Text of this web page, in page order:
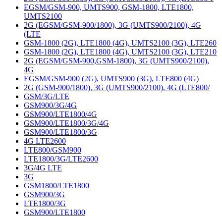
EGSM/GSM-900, UMTS900, GSM-1800, LTE1800,
UMTS2100
2G (EGSM/GSM-900/1800), 3G (UMTS900/2100), 4G
(LTE
GSM-1800 (2G), LTE1800 (4G), UMTS2100 (3G), LTE260
GSM-1800 (2G), LTE1800 (4G), UMTS2100 (3G), LTE210
2G (EGSM/GSM-900,GSM-1800), 3G (UMTS900/2100),
4G
EGSM/GSM-900 (2G), UMTS900 (3G), LTE800 (4G)
2G (GSM-900/1800), 3G (UMTS900/2100), 4G (LTE800/
GSM/3G/LTE
GSM900/3G/4G
GSM900/LTE1800/4G
GSM900/LTE1800/3G/4G
GSM900/LTE1800/3G
4G LTE2600
LTE800/GSM900
LTE1800/3G/LTE2600
3G/4G LTE
3G
GSM1800/LTE1800
GSM900/3G
LTE1800/3G
GSM900/LTE1800